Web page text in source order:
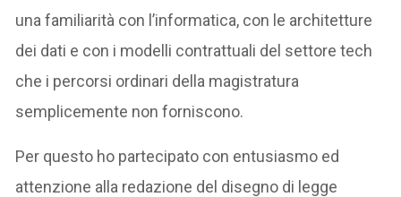
una familiarità con l’informatica, con le architetture
dei dati e con i modelli contrattuali del settore tech
che i percorsi ordinari della magistratura
semplicemente non forniscono.
Per questo ho partecipato con entusiasmo ed
attenzione alla redazione del disegno di legge